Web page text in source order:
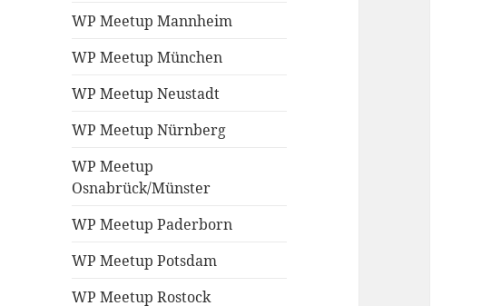
WP Meetup Mannheim
WP Meetup München
WP Meetup Neustadt
WP Meetup Nürnberg
WP Meetup
Osnabrück/Münster
WP Meetup Paderborn
WP Meetup Potsdam
WP Meetup Rostock